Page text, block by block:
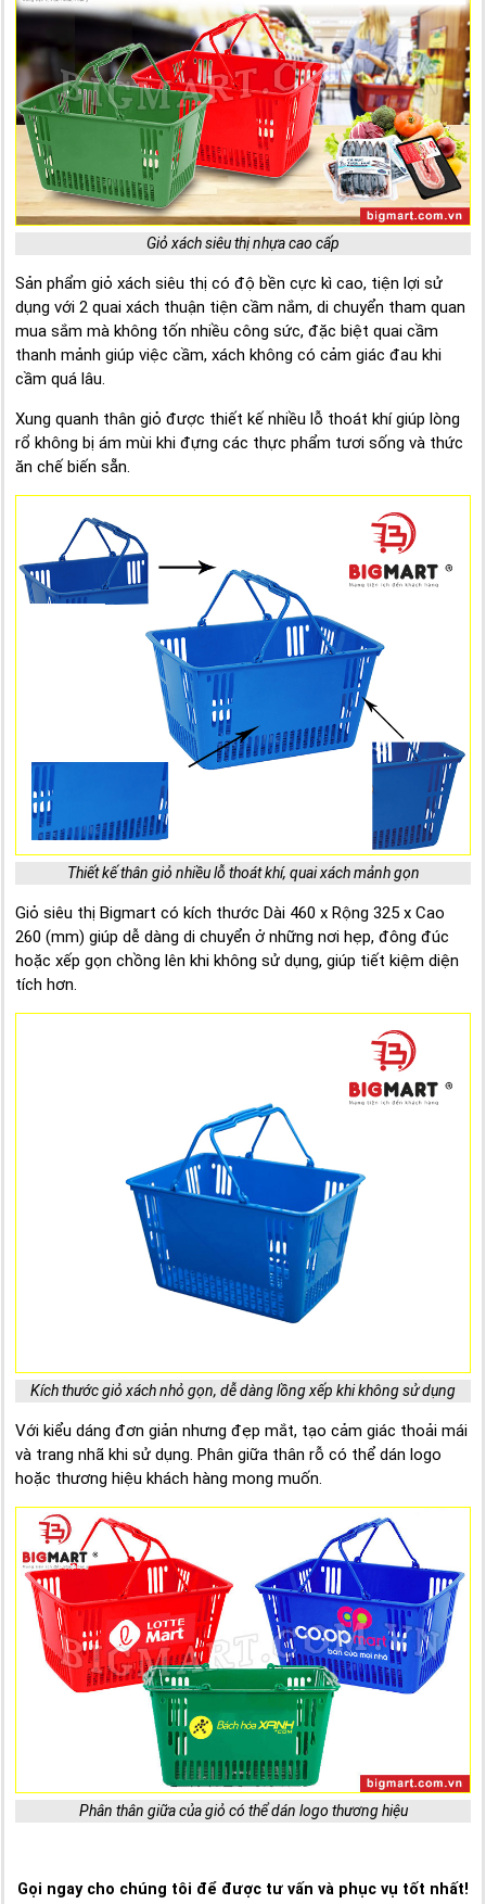
Giỏ xách siêu thị nhựa cao cấp
Sản phẩm giỏ xách siêu thị có độ bền cực kì cao, tiện lợi sử
dụng với 2 quai xách thuận tiện cầm nắm, di chuyển tham quan
mua sắm mà không tốn nhiều công sức, đặc biệt quai cầm
thanh mảnh giúp việc cầm, xách không có cảm giác đau khi
cầm quá lâu.
Xung quanh thân giỏ được thiết kế nhiều lỗ thoát khí giúp lòng
rổ không bị ám mùi khi đựng các thực phẩm tươi sống và thức
ăn chế biến sẵn.
Thiết kế thân giỏ nhiều lỗ thoát khí, quai xách mảnh gọn
Giỏ siêu thị Bigmart có kích thước Dài 460 x Rộng 325 x Cao
260 (mm) giúp dễ dàng di chuyển ở những nơi hẹp, đông đúc
hoặc xếp gọn chồng lên khi không sử dụng, giúp tiết kiệm diện
tích hơn.
Kích thước giỏ xách nhỏ gọn, dễ dàng lồng xếp khi không sử dụng
Với kiểu dáng đơn giản nhưng đẹp mắt, tạo cảm giác thoải mái
và trang nhã khi sử dụng. Phân giữa thân rỗ có thể dán logo
hoặc thương hiệu khách hàng mong muốn.
Phân thân giữa của giỏ có thể dán logo thương hiệu
Gọi ngay cho chúng tôi để được tư vấn và phục vụ tốt nhất!